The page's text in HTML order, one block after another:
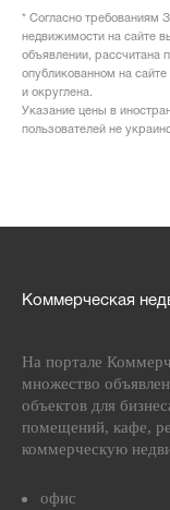
* Согласно требованиям
недвижимости на сайте
объявлении,
опубликованном на
и округлена.
Указание цены в
пользователей не
Коммерческая
На портале
множество
объектов для
помещений, кафе,
коммерческую
офис